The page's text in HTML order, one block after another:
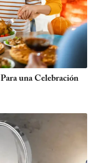
una Celebración